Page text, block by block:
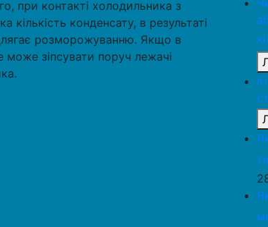
при контакті холодильника з
конденсату, в результаті
розморожуванню. Якщо в
може зіпсувати поруч лежачі